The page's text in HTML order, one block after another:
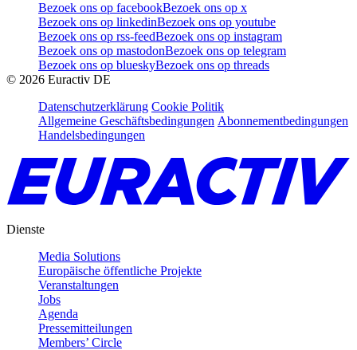
Bezoek ons op facebookBezoek ons op x
Bezoek ons op linkedinBezoek ons op youtube
Bezoek ons op rss-feedBezoek ons op instagram
Bezoek ons op mastodonBezoek ons op telegram
Bezoek ons op blueskyBezoek ons op threads
© 2026 Euractiv DE
Datenschutzerklärung Cookie Politik
Allgemeine Geschäftsbedingungen Abonnementbedingungen
Handelsbedingungen
Dienste
Media Solutions
Europäische öffentliche Projekte
Veranstaltungen
Jobs
Agenda
Pressemitteilungen
Members’ Circle